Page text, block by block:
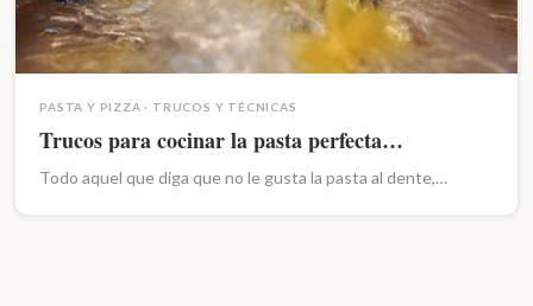
PASTA Y PIZZA · TRUCOS Y TÉCNICAS
Trucos para cocinar la pasta perfecta…
Todo aquel que diga que no le gusta la pasta al dente,…